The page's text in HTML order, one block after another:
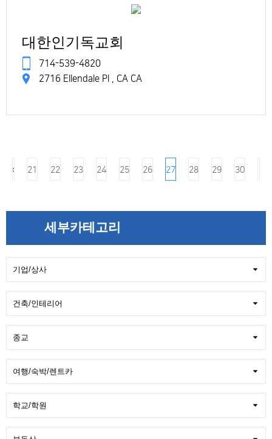
대한인기독교회
714-539-4820
2716 Ellendale Pl , CA CA
21 22 23 24 25 26 27 28 29 30
세부카테고리